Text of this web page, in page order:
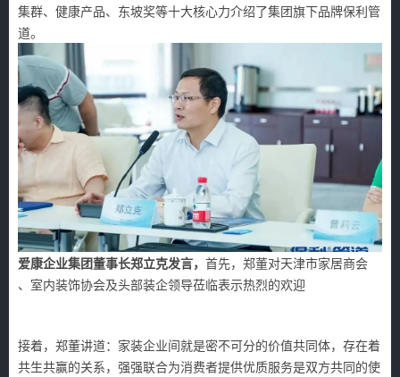
集群、健康产品、东坡奖等十大核心力介绍了集团旗下品牌保利管
道。
爱康企业集团董事长郑立克发言， 首先，郑董对天津市家居商会
、室内装饰协会及头部装企领导莅临表示热烈的欢迎
接着，郑董讲道：家装企业间就是密不可分的价值共同体，存在着
共生共赢的关系，强强联合为消费者提供优质服务是双方共同的使